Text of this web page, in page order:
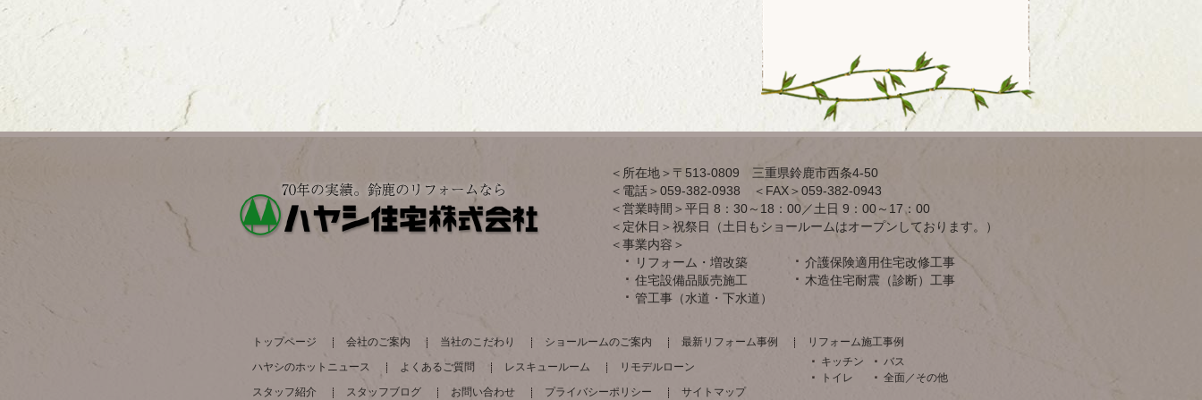
＜所在地＞〒513-0809 三重県鈴鹿市西条4-50
＜電話＞059-382-0938 ＜FAX＞059-382-0943
＜営業時間＞平日 8：30～18：00／土日 9：00～17：00
＜定休日＞祝祭日（土日もショールームはオープンしております。）
＜事業内容＞
リフォーム・増改築
介護保険適用住宅改修工事
住宅設備品販売施工
木造住宅耐震（診断）工事
管工事（水道・下水道）
トップページ 会社のご案内 当社のこだわり ショールームのご案内 最新リフォーム事例
リフォーム施工事例
キッチン
バス
トイレ
全面／その他
ハヤシのホットニュース よくあるご質問 レスキュールーム
リモデルローン
スタッフ紹介
スタッフブログ お問い合わせ プライバシーポリシー サイトマップ